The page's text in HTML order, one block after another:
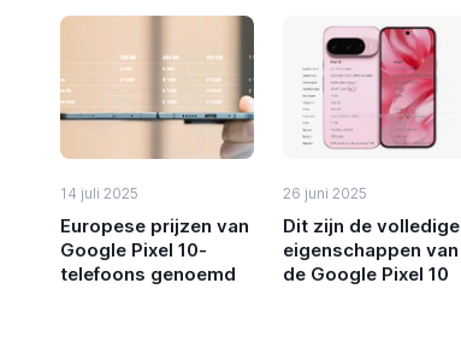
14 juli 2025
Europese prijzen van
Google Pixel 10-
telefoons genoemd
26 juni 2025
Dit zijn de volledige
eigenschappen van
de Google Pixel 10